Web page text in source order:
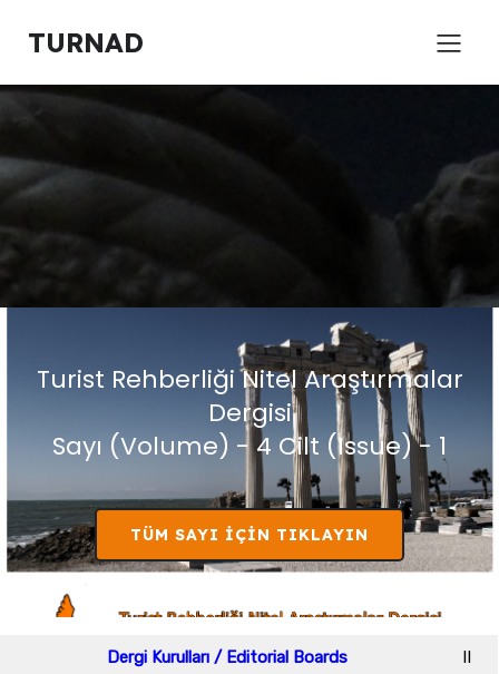
TURNAD
Turist Rehberliği Nitel Araştırmalar
Dergisi
Sayı (Volume) - 4 Cilt (Issue) - 1
TÜM SAYI İÇIN TIKLAYIN
Dergi Kurulları / Editorial Boards II